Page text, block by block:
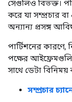
সেগুলিও বিভক্ত।
করে যা সম্প্রচার
অন্যান্য প্রসঙ্গ
পার্টিশনের
পক্ষের
সাথে ডেটা বিনিময়
সম্প্রচার